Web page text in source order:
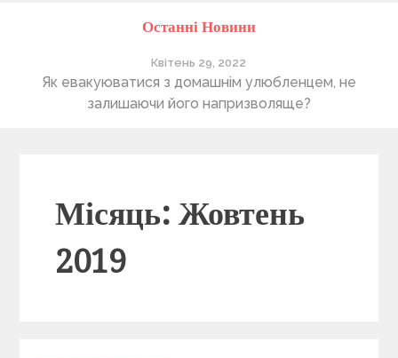
Останні Новини
Квітень 28, 2022
Понад 400 утриманців Херсонського притулку “4
лапи” очікують на нову домівку
Місяць: Жовтень
2019